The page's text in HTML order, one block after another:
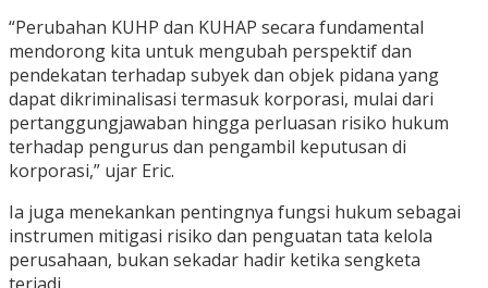
“Perubahan KUHP dan KUHAP secara fundamental
mendorong kita untuk mengubah perspektif dan
pendekatan terhadap subyek dan objek pidana yang
dapat dikriminalisasi termasuk korporasi, mulai dari
pertanggungjawaban hingga perluasan risiko hukum
terhadap pengurus dan pengambil keputusan di
korporasi,” ujar Eric.
Ia juga menekankan pentingnya fungsi hukum sebagai
instrumen mitigasi risiko dan penguatan tata kelola
perusahaan, bukan sekadar hadir ketika sengketa